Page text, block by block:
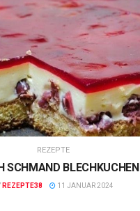
REZEPTE
SCHMAND BLECHKUCHEN
REZEPTE38 11 JANUAR 2024